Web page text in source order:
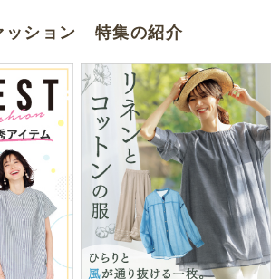
ッション 特集の紹介